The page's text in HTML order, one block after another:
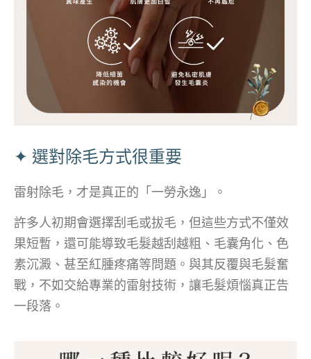
✦ 選對除毛方式很重要
雷射除毛，才是真正的「一勞永逸」。
許多人初期會選擇刮毛或拔毛，但這些方式不僅效
果短暫，還可能導致毛髮越刮越粗、毛囊角化、色
素沉澱、甚至紅腫疼痛等問題。與其反覆與毛髮奮
戰，不如交給專業的雷射技術，讓毛髮煩惱真正告
一段落。